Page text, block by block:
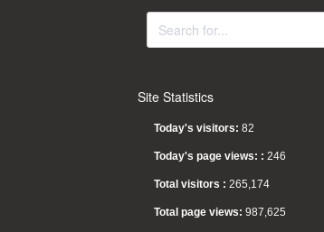
Site Statistics
Today's visitors: 82
Today's page views: : 246
Total visitors : 265,174
Total page views: 987,625